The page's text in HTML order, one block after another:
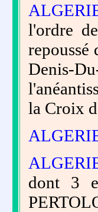
l'ordre
repoussé
Denis-
la Croix
dont 3